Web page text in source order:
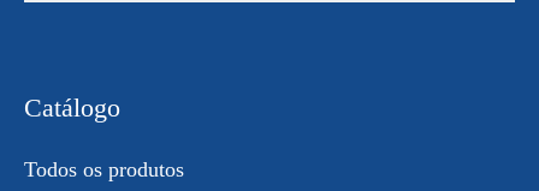
Catálogo
Todos os produtos